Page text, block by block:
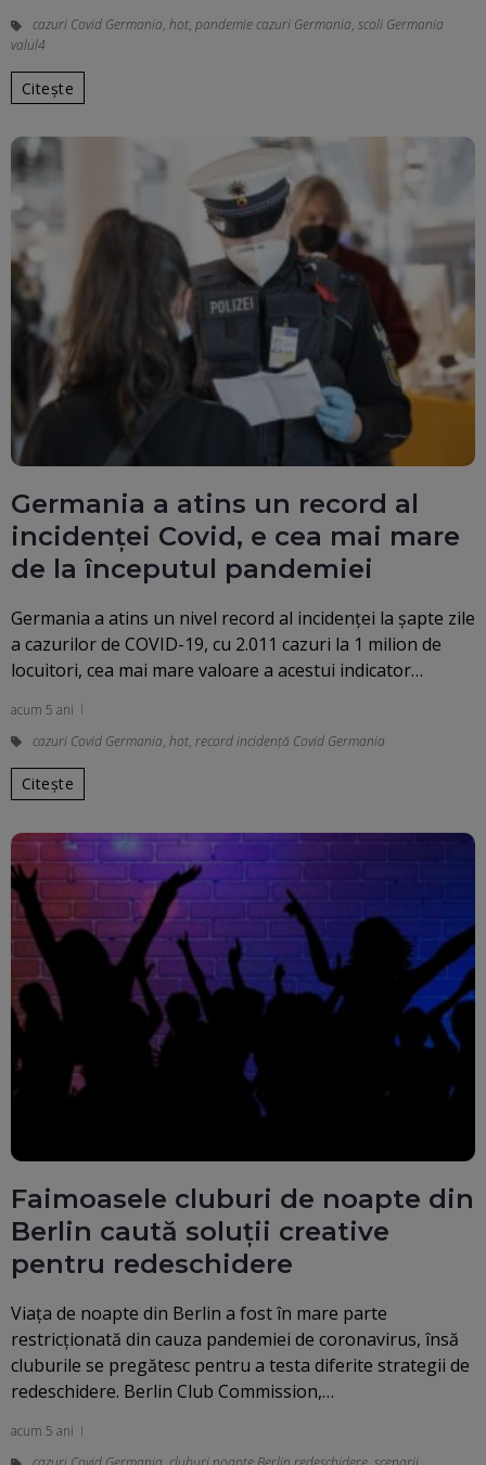
cazuri Covid Germania, hot, pandemie cazuri Germania, scoli Germania
valul4
Citește
Germania a atins un record al
incidenţei Covid, e cea mai mare
de la începutul pandemiei
Germania a atins un nivel record al incidenţei la şapte zile
a cazurilor de COVID-19, cu 2.011 cazuri la 1 milion de
locuitori, cea mai mare valoare a acestui indicator…
acum 5 ani
cazuri Covid Germania, hot, record incidență Covid Germania
Citește
Faimoasele cluburi de noapte din
Berlin caută soluţii creative
pentru redeschidere
Viaţa de noapte din Berlin a fost în mare parte
restricţionată din cauza pandemiei de coronavirus, însă
cluburile se pregătesc pentru a testa diferite strategii de
redeschidere. Berlin Club Commission,…
acum 5 ani